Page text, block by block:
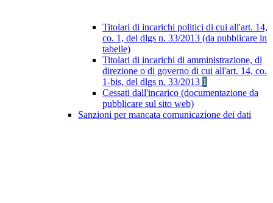
Titolari di incarichi politici di cui all'art. 14,
co. 1, del dlgs n. 33/2013 (da pubblicare in
tabelle)
Titolari di incarichi di amministrazione, di
direzione o di governo di cui all'art. 14, co.
1-bis, del dlgs n. 33/2013 1
Cessati dall'incarico (documentazione da
pubblicare sul sito web)
Sanzioni per mancata comunicazione dei dati